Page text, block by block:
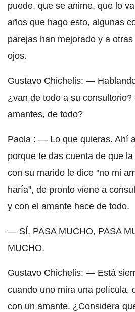
puede, que se anime, que lo
años que hago esto, algunas
parejas han mejorado y a
ojos.
Gustavo Chichelis: —
¿van de todo a su consultorio?
amantes, de todo?
Paola : — Lo que quieras. Ahí
porque te das cuenta de que
con su marido le dice "no mi
haría", de pronto viene a
y con el amante hace de todo.
— SÍ, PASA MUCHO, PASA
MUCHO.
Gustavo Chichelis: — Está
cuando uno mira una película,
con un amante. ¿Considera